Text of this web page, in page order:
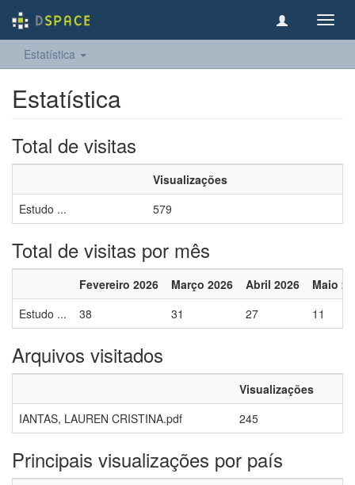
Estatística
Estatística
Total de visitas
Visualizações
Estudo ...
579
Total de visitas por mês
Fevereiro 2026 Março 2026 Abril 2026
Maio
Estudo ...
38 31 27 11
Arquivos visitados
Visualizações
IANTAS, LAUREN CRISTINA.pdf
245
Principais visualizações por país